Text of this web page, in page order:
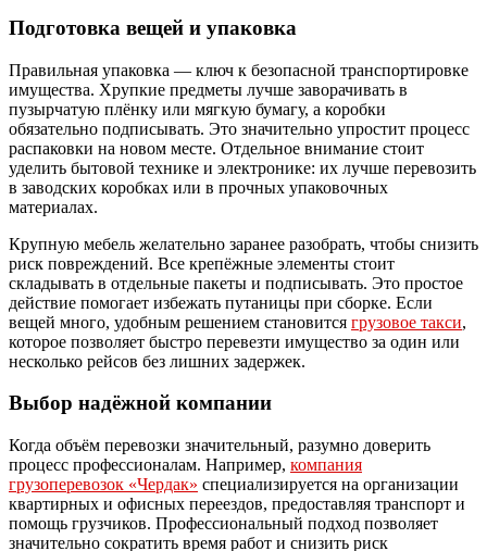
Подготовка вещей и упаковка
Правильная упаковка — ключ к безопасной транспортировке
имущества. Хрупкие предметы лучше заворачивать в
пузырчатую плёнку или мягкую бумагу, а коробки
обязательно подписывать. Это значительно упростит процесс
распаковки на новом месте. Отдельное внимание стоит
уделить бытовой технике и электронике: их лучше перевозить
в заводских коробках или в прочных упаковочных
материалах.
Крупную мебель желательно заранее разобрать, чтобы снизить
риск повреждений. Все крепёжные элементы стоит
складывать в отдельные пакеты и подписывать. Это простое
действие помогает избежать путаницы при сборке. Если
вещей много, удобным решением становится грузовое такси,
которое позволяет быстро перевезти имущество за один или
несколько рейсов без лишних задержек.
Выбор надёжной компании
Когда объём перевозки значительный, разумно доверить
процесс профессионалам. Например, компания
грузоперевозок «Чердак» специализируется на организации
квартирных и офисных переездов, предоставляя транспорт и
помощь грузчиков. Профессиональный подход позволяет
значительно сократить время работ и снизить риск